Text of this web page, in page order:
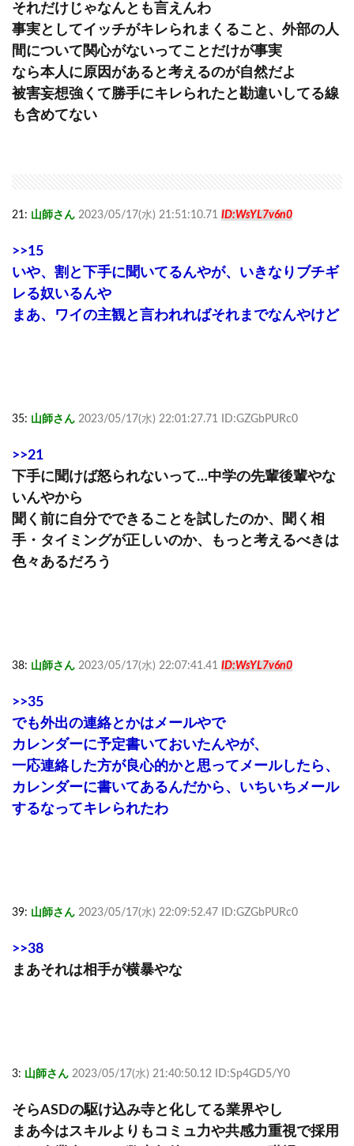
それだけじゃなんとも言えんわ
事実としてイッチがキレられまくること、外部の人
間について関心がないってことだけが事実
なら本人に原因があると考えるのが自然だよ
被害妄想強くて勝手にキレられたと勘違いしてる線
も含めてない
21: 山師さん 2023/05/17(水) 21:51:10.71 ID:WsYL7v6n0
>>15
いや、割と下手に聞いてるんやが、いきなりブチギ
レる奴いるんや
まあ、ワイの主観と言われればそれまでなんやけど
35: 山師さん 2023/05/17(水) 22:01:27.71 ID:GZGbPURc0
>>21
下手に聞けば怒られないって…中学の先輩後輩やな
いんやから
聞く前に自分でできることを試したのか、聞く相
手・タイミングが正しいのか、もっと考えるべきは
色々あるだろう
38: 山師さん 2023/05/17(水) 22:07:41.41 ID:WsYL7v6n0
>>35
でも外出の連絡とかはメールやで
カレンダーに予定書いておいたんやが、
一応連絡した方が良心的かと思ってメールしたら、
カレンダーに書いてあるんだから、いちいちメール
するなってキレられたわ
39: 山師さん 2023/05/17(水) 22:09:52.47 ID:GZGbPURc0
>>38
まあそれは相手が横暴やな
3: 山師さん 2023/05/17(水) 21:40:50.12 ID:Sp4GD5/Y0
そらASDの駆け込み寺と化してる業界やし
まあ今はスキルよりもコミュ力や共感力重視で採用